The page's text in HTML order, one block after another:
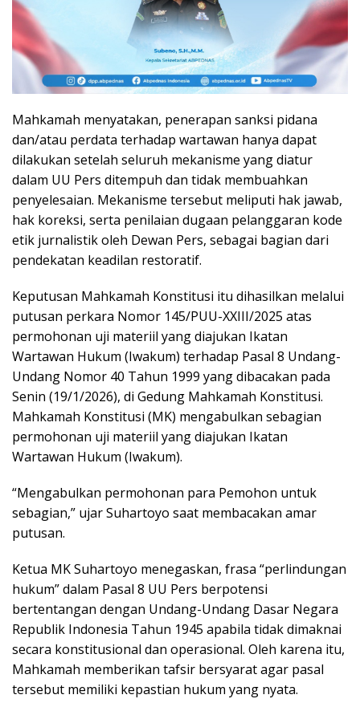
Mahkamah menyatakan, penerapan sanksi pidana
dan/atau perdata terhadap wartawan hanya dapat
dilakukan setelah seluruh mekanisme yang diatur
dalam UU Pers ditempuh dan tidak membuahkan
penyelesaian. Mekanisme tersebut meliputi hak jawab,
hak koreksi, serta penilaian dugaan pelanggaran kode
etik jurnalistik oleh Dewan Pers, sebagai bagian dari
pendekatan keadilan restoratif.
Keputusan Mahkamah Konstitusi itu dihasilkan melalui
putusan perkara Nomor 145/PUU-XXIII/2025 atas
permohonan uji materiil yang diajukan Ikatan
Wartawan Hukum (Iwakum) terhadap Pasal 8 Undang-
Undang Nomor 40 Tahun 1999 yang dibacakan pada
Senin (19/1/2026), di Gedung Mahkamah Konstitusi.
Mahkamah Konstitusi (MK) mengabulkan sebagian
permohonan uji materiil yang diajukan Ikatan
Wartawan Hukum (Iwakum).
“Mengabulkan permohonan para Pemohon untuk
sebagian,” ujar Suhartoyo saat membacakan amar
putusan.
Ketua MK Suhartoyo menegaskan, frasa “perlindungan
hukum” dalam Pasal 8 UU Pers berpotensi
bertentangan dengan Undang-Undang Dasar Negara
Republik Indonesia Tahun 1945 apabila tidak dimaknai
secara konstitusional dan operasional. Oleh karena itu,
Mahkamah memberikan tafsir bersyarat agar pasal
tersebut memiliki kepastian hukum yang nyata.